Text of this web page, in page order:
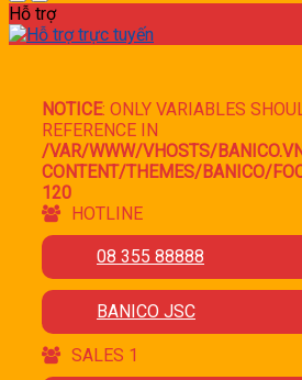
Hỗ trợ
NOTICE: ONLY VARIABLES
REFERENCE IN
/VAR/WWW/VHOSTS/
CONTENT/THEMES/BANICO/
120
HOTLINE
08 355 88888
BANICO JSC
SALES 1